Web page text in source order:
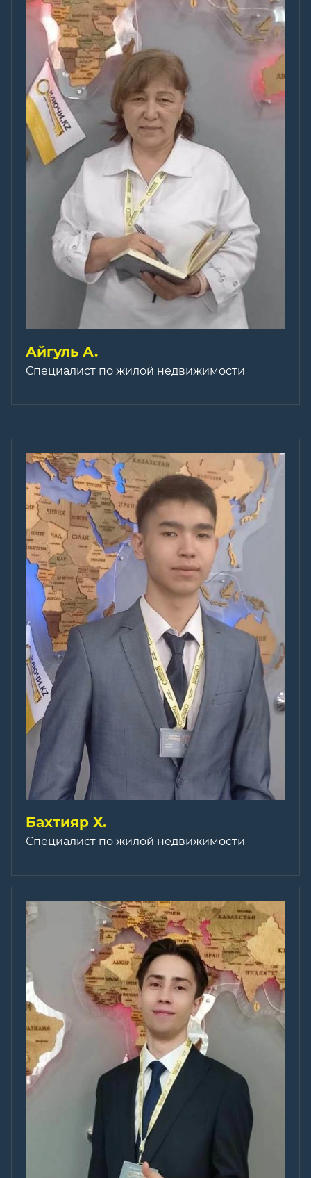
Айгуль А.
Специалист по жилой недвижимости
Бахтияр Х.
Специалист по жилой недвижимости